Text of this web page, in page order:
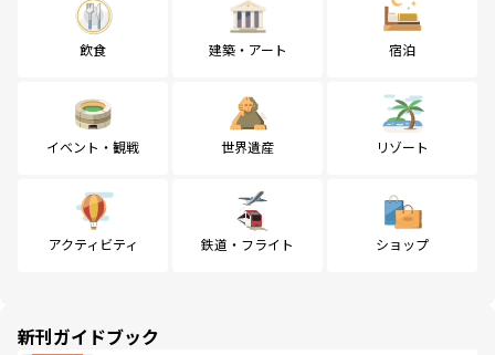
飲食 建築・アート 宿泊
イベント・観戦 世界遺産 リゾート
アクティビティ 鉄道・フライト ショップ
新刊ガイドブック